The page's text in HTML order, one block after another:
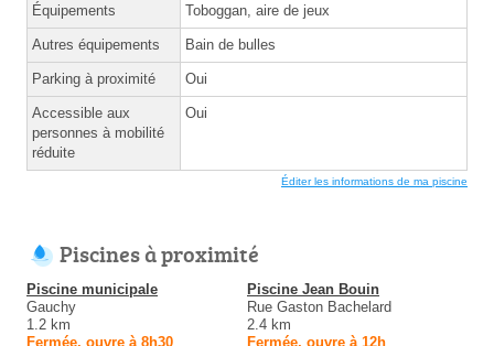
Équipements Toboggan, aire de jeux
Autres équipements Bain de bulles
Parking à proximité Oui
Accessible aux
personnes à mobilité
réduite
Oui
Éditer les informations de ma piscine
Piscines à proximité
Piscine municipale
Gauchy
1.2 km
Fermée, ouvre à 8h30
Piscine Jean Bouin
Rue Gaston Bachelard
2.4 km
Fermée, ouvre à 12h